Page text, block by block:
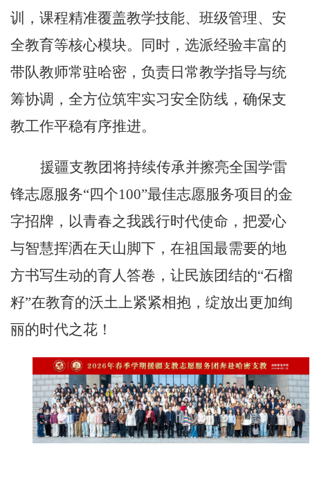
训
，课程精准覆盖教学技能、班级管理、安
全教育等核心模块。同时， 选派经验丰富的
带队教师常驻哈密，负责日常教学指导与统
筹协调，全方位筑牢实习安全防线，确保支
教工作平稳有序推进。
援疆支教团将持续传承并擦亮全国学雷
锋志愿服务“四个100”最佳志愿服务项目的金
字招牌，以青春之我践行时代使命 ， 把爱心
与智慧挥洒在天山脚下，在祖国最需要的地
方书写生动的育人答卷，让民族团结的“石榴
籽”在教育的沃土上紧紧相抱，绽放出更加绚
丽的时代之花！